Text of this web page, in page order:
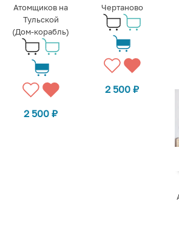
Атомщиков на
Тульской
(Дом-корабль)
2 500₽
Чертаново
2 500₽